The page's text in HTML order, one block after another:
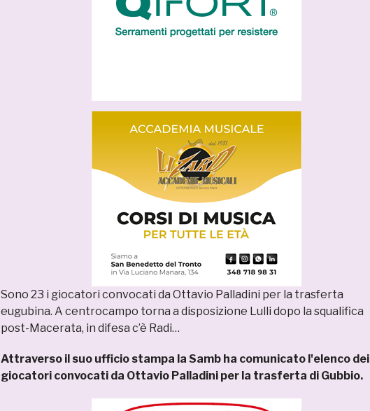
Sono 23 i giocatori convocati da Ottavio Palladini per la trasferta
eugubina. A centrocampo torna a disposizione Lulli dopo la squalifica
post-Macerata, in difesa c’è Radi…
Attraverso il suo ufficio stampa la Samb ha comunicato l'elenco dei
giocatori convocati da Ottavio Palladini per la trasferta di Gubbio.